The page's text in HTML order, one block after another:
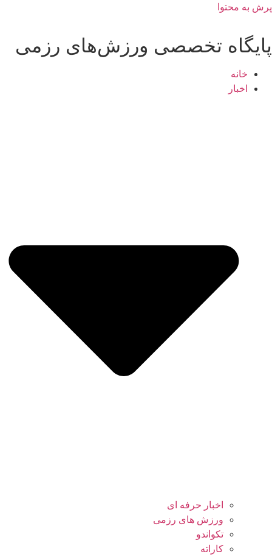
پرش به محتوا
پایگاه تخصصی ورزش‌های رزمی
خانه
اخبار
اخبار حرفه ای
ورزش های رزمی
تکواندو
کاراته